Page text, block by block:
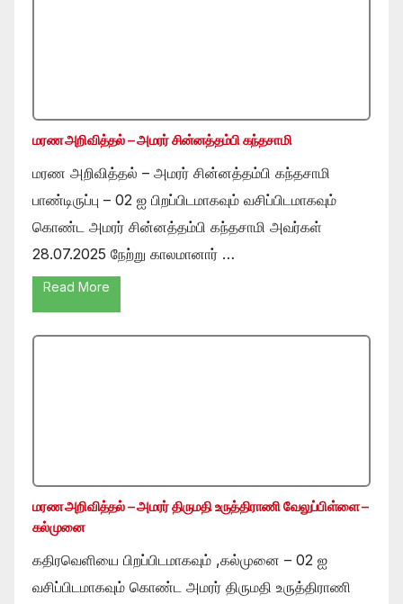
மரண அறிவித்தல் – அமரர் சின்னத்தம்பி கந்தசாமி
மரண அறிவித்தல் – அமரர் சின்னத்தம்பி கந்தசாமி
பாண்டிருப்பு – 02 ஐ பிறப்பிடமாகவும் வசிப்பிடமாகவும்
கொண்ட அமரர் சின்னத்தம்பி கந்தசாமி அவர்கள்
28.07.2025 நேற்று காலமானார் …
Read More
மரண அறிவித்தல் – அமரர் திருமதி உருத்திராணி வேலுப்பிள்ளை –
கல்முனை
கதிரவெளியை பிறப்பிடமாகவும் ,கல்முனை – 02 ஐ
வசிப்பிடமாகவும் கொண்ட அமரர் திருமதி உருத்திராணி